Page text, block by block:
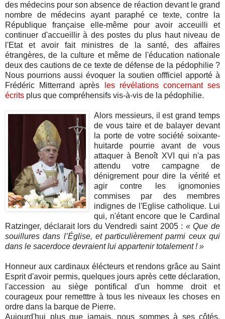
des médecins pour son absence de réaction devant le grand
nombre de médecins ayant paraphé ce texte, contre la
République française elle-même pour avoir acceuilli et
continuer d'accueillir à des postes du plus haut niveau de
l'Etat et avoir fait ministres de la santé, des affaires
étrangères, de la culture et même de l'éducation nationale
deux des cautions de ce texte de défense de la pédophilie ?
Nous pourrions aussi évoquer la soutien offficiel apporté à
Frédéric Mitterrand après
les révélations concernant ses
écrits plus que compréhensifs vis-à-vis de la pédophilie.
Alors messieurs, il est grand temps
de vous taire et de balayer devant
la porte de votre société soixante-
huitarde pourrie avant de vous
attaquer à Benoît XVI qui n'a pas
attendu votre campagne de
dénigrement pour dire la vérité et
agir contre les ignomonies
commises par des membres
indignes de l'Eglise catholique. Lui
qui, n'étant encore que le Cardinal
Ratzinger, déclarait lors du Vendredi saint 2005 : « Que de
souillures dans l’Église, et particulièrement parmi ceux qui
dans le sacerdoce devraient lui appartenir totalement ! »
Honneur aux cardinaux élécteurs et rendons grâce au Saint
Esprit d'avoir permis, quelques jours après cette déclaration,
l'accession au siège pontifical d'un homme droit et
courageux pour remetttre à tous les niveaux les choses en
ordre dans la barque de Pierre.
Aujourd'hui plus que jamais, nous sommes à ses côtés.